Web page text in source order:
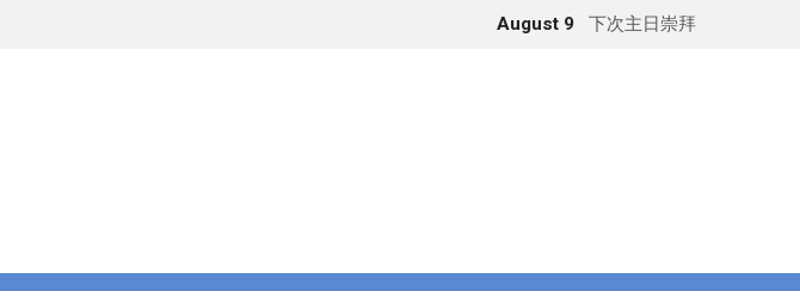
August 9 下次主日崇拜